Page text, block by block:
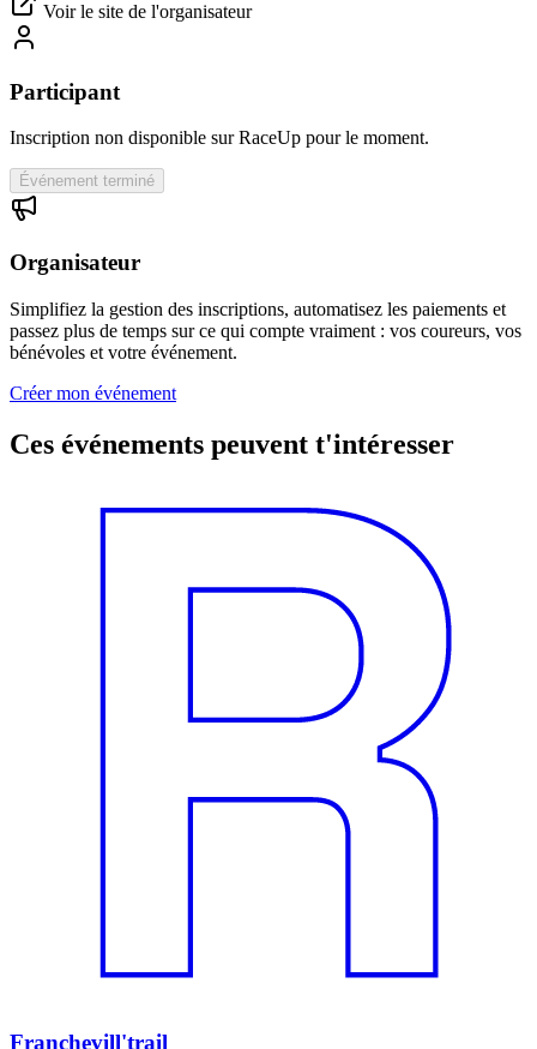
Voir le site de l'organisateur
Participant
Inscription non disponible sur RaceUp pour le moment.
Événement terminé
Organisateur
Simplifiez la gestion des inscriptions, automatisez les paiements et
passez plus de temps sur ce qui compte vraiment : vos coureurs, vos
bénévoles et votre événement.
Créer mon événement
Ces événements peuvent t'intéresser
Franchevill'trail